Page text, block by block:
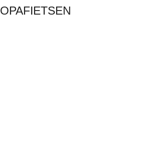
OPAFIETSEN